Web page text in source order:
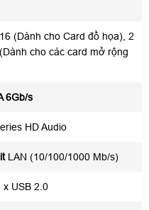
(Dành cho Card đồ họa), 2
cho các card mở rộng
6Gb/s
HD Audio
LAN (10/100/1000 Mb/s)
x USB 2.0